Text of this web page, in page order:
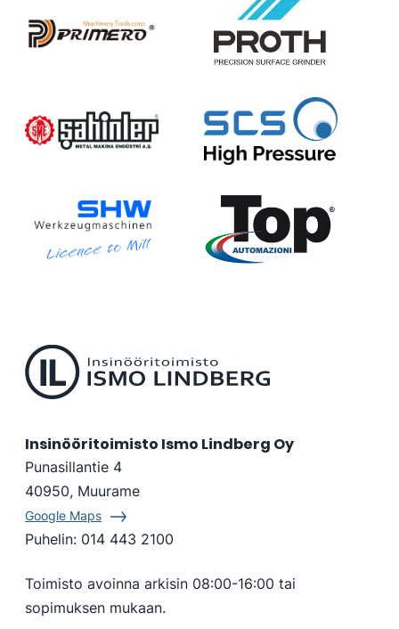
Primero Proth
Sahinler
SCS-
High
Top
Automazioni
Insinööritoimisto Ismo Lindberg Oy
Punasillantie 4
40950, Muurame
Google Maps
Puhelin: 014 443 2100
Toimisto avoinna arkisin 08:00-16:00 tai
sopimuksen mukaan.